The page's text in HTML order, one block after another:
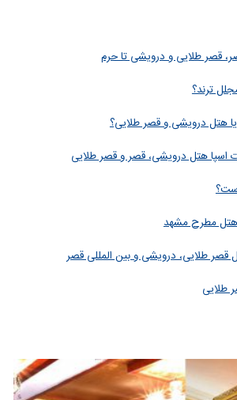
قصر طلایی و درویشی تا حرم
ترند؟
هتل درویشی و قصر طلایی؟
اسپا هتل درویشی، قصر و قصر طلایی
هتل مطرح مشهد
قصر طلایی، درویشی و بین المللی قصر
طلایی